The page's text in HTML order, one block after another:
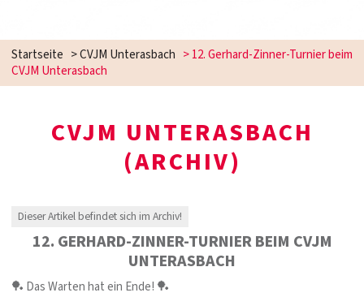
Startseite >CVJM Unterasbach >12. Gerhard-Zinner-Turnier beim
CVJM Unterasbach
CVJM UNTERASBACH
(ARCHIV)
Dieser Artikel befindet sich im Archiv!
12. GERHARD-ZINNER-TURNIER BEIM CVJM
UNTERASBACH
🏓 Das Warten hat ein Ende! 🏓